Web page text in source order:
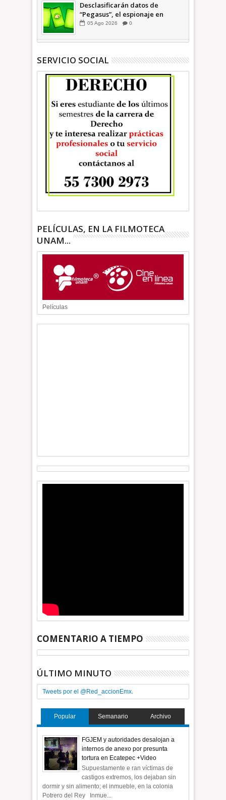
Desclasificarán datos de
“Pegasus”, el espionaje en
México que afectó a cientos de
TIEMPO
05 Ago 2026 0
SERVICIO SOCIAL
PELÍCULAS, EN LA FILMOTECA
UNAM...
Películas
COMENTARIO A TIEMPO
ÚLTIMO MINUTO
Tweets por el @Red_accionEmx.
Popular Semanario Archivo
FGJEM y autoridades desalojan a
internos de anexo por presunta
tortura en Ecatepec +Video
Supuestamente e ran víctimas de
castigos extremos, los dejaban sin
dormir y sin alimento; el inmueble, en la colonia
Potrero del Rey Inmue...